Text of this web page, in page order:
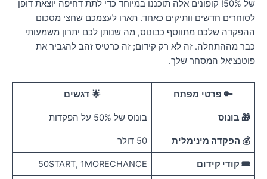
של 50%! קופונים אלה תוכננו במיוחד כדי לתת דחיפה יוצאת דופן
חדשים וותיקים כאחד. תארו לעצמכם שחצי מסכום
שלכם מתווסף כבונוס, מה שנותן לכם יתרון משמעותי
מההתחלה. זה לא רק קידום; זה כרטיס זהב להגביר את
המסחר שלך.
🔑 פרטי מפתח 🌟 דגשים
🎁 בונוס בונוס של 50% על הפקדות
💰 הפקדה מינימלית
🎟️ קודי קידום 50START, 1MORECHANCE